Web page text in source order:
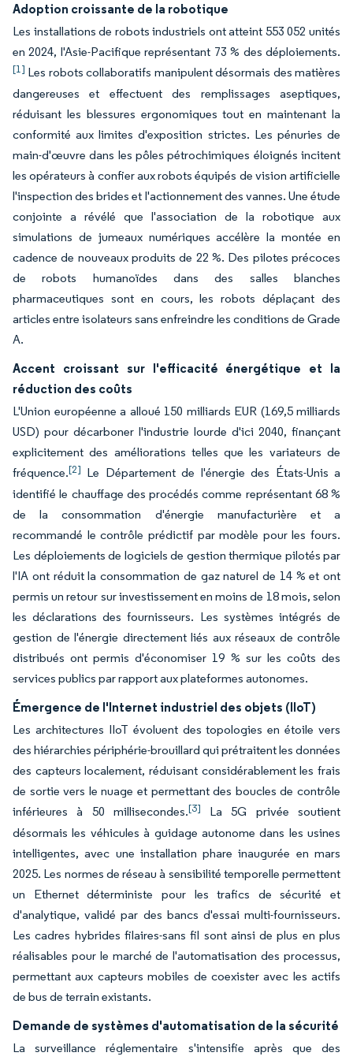
Adoption croissante de la robotique
Les installations de robots industriels ont atteint 553 052 unités
en 2024, l'Asie-Pacifique représentant 73 % des déploiements.
[1] Les robots collaboratifs manipulent désormais des matières
dangereuses et effectuent des remplissages aseptiques,
réduisant les blessures ergonomiques tout en maintenant la
conformité aux limites d'exposition strictes. Les pénuries de
main-d'œuvre dans les pôles pétrochimiques éloignés incitent
les opérateurs à confier aux robots équipés de vision artificielle
l'inspection des brides et l'actionnement des vannes. Une étude
conjointe a révélé que l'association de la robotique aux
simulations de jumeaux numériques accélère la montée en
cadence de nouveaux produits de 22 %. Des pilotes précoces
de robots humanoïdes dans des salles blanches
pharmaceutiques sont en cours, les robots déplaçant des
articles entre isolateurs sans enfreindre les conditions de Grade
A.
Accent croissant sur l'efficacité énergétique et la
réduction des coûts
L'Union européenne a alloué 150 milliards EUR (169,5 milliards
USD) pour décarboner l'industrie lourde d'ici 2040, finançant
explicitement des améliorations telles que les variateurs de
fréquence.[2] Le Département de l'énergie des États-Unis a
identifié le chauffage des procédés comme représentant 68 %
de la consommation d'énergie manufacturière et a
recommandé le contrôle prédictif par modèle pour les fours.
Les déploiements de logiciels de gestion thermique pilotés par
l'IA ont réduit la consommation de gaz naturel de 14 % et ont
permis un retour sur investissement en moins de 18 mois, selon
les déclarations des fournisseurs. Les systèmes intégrés de
gestion de l'énergie directement liés aux réseaux de contrôle
distribués ont permis d'économiser 19 % sur les coûts des
services publics par rapport aux plateformes autonomes.
Émergence de l'Internet industriel des objets (IIoT)
Les architectures IIoT évoluent des topologies en étoile vers
des hiérarchies périphérie-brouillard qui prétraitent les données
des capteurs localement, réduisant considérablement les frais
de sortie vers le nuage et permettant des boucles de contrôle
inférieures à 50 millisecondes.[3]
La 5G privée soutient
désormais les véhicules à guidage autonome dans les usines
intelligentes, avec une installation phare inaugurée en mars
2025. Les normes de réseau à sensibilité temporelle permettent
un Ethernet déterministe pour les trafics de sécurité et
d'analytique, validé par des bancs d'essai multi-fournisseurs.
Les cadres hybrides filaires-sans fil sont ainsi de plus en plus
réalisables pour le marché de l'automatisation des processus,
permettant aux capteurs mobiles de coexister avec les actifs
de bus de terrain existants.
Demande de systèmes d'automatisation de la sécurité
La surveillance réglementaire s'intensifie après que des